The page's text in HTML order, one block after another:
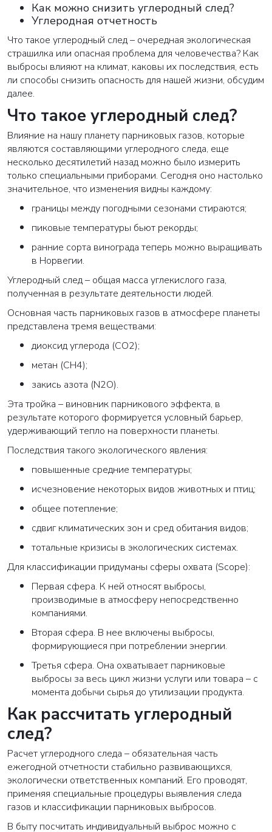
Как можно снизить углеродный след?
Углеродная отчетность
Что такое углеродный след – очередная экологическая
страшилка или опасная проблема для человечества? Как
выбросы влияют на климат, каковы их последствия, есть
ли способы снизить опасность для нашей жизни, обсудим
далее.
Что такое углеродный след?
Влияние на нашу планету парниковых газов, которые
являются составляющими углеродного следа, еще
несколько десятилетий назад можно было измерить
только специальными приборами. Сегодня оно настолько
значительное, что изменения видны каждому:
границы между погодными сезонами стираются;
пиковые температуры бьют рекорды;
ранние сорта винограда теперь можно выращивать
в Норвегии.
Углеродный след – общая масса углекислого газа,
полученная в результате деятельности людей.
Основная часть парниковых газов в атмосфере планеты
представлена тремя веществами:
диоксид углерода (CO2);
метан (CH4);
закись азота (N2O).
Эта тройка – виновник парникового эффекта, в
результате которого формируется условный барьер,
удерживающий тепло на поверхности планеты.
Последствия такого экологического явления:
повышенные средние температуры;
исчезновение некоторых видов животных и птиц;
общее потепление;
сдвиг климатических зон и сред обитания видов;
тотальные кризисы в экологических системах.
Для классификации придуманы сферы охвата (Scope):
Первая сфера. К ней относят выбросы,
производимые в атмосферу непосредственно
компаниями.
Вторая сфера. В нее включены выбросы,
формирующиеся при потреблении энергии.
Третья сфера. Она охватывает парниковые
выбросы за весь цикл жизни услуги или товара – с
момента добычи сырья до утилизации продукта.
Как рассчитать углеродный
след?
Расчет углеродного следа – обязательная часть
ежегодной отчетности стабильно развивающихся,
экологически ответственных компаний. Его проводят,
применяя специальные процедуры выявления следа
газов и классификации парниковых выбросов.
В быту посчитать индивидуальный выброс можно с